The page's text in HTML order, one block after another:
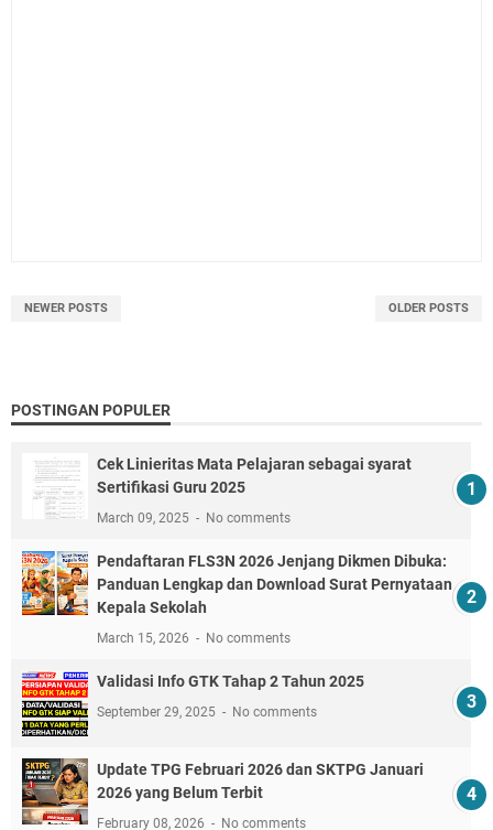
NEWER POSTS OLDER POSTS
POSTINGAN POPULER
Cek Linieritas Mata Pelajaran sebagai syarat
Sertifikasi Guru 2025
March 09, 2025 No comments
Pendaftaran FLS3N 2026 Jenjang Dikmen Dibuka:
Panduan Lengkap dan Download Surat Pernyataan
Kepala Sekolah
March 15, 2026 No comments
Validasi Info GTK Tahap 2 Tahun 2025
September 29, 2025 No comments
Update TPG Februari 2026 dan SKTPG Januari
2026 yang Belum Terbit
February 08, 2026 No comments